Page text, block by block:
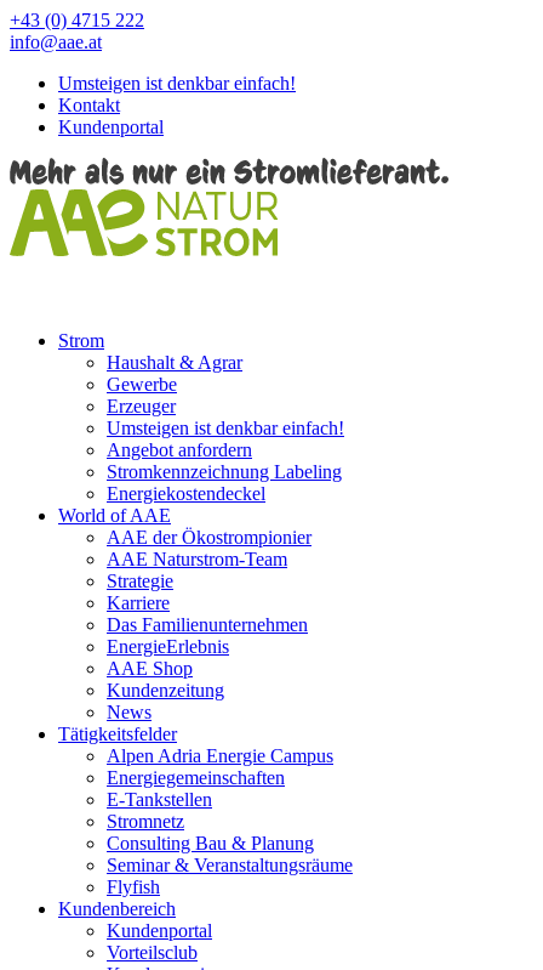
+43 (0) 4715 222
info@aae.at
Umsteigen ist denkbar einfach!
Kontakt
Kundenportal
Strom
Haushalt & Agrar
Gewerbe
Erzeuger
Umsteigen ist denkbar einfach!
Angebot anfordern
Stromkennzeichnung Labeling
Energiekostendeckel
World of AAE
AAE der Ökostrompionier
AAE Naturstrom-Team
Strategie
Karriere
Das Familienunternehmen
EnergieErlebnis
AAE Shop
Kundenzeitung
News
Tätigkeitsfelder
Alpen Adria Energie Campus
Energiegemeinschaften
E-Tankstellen
Stromnetz
Consulting Bau & Planung
Seminar & Veranstaltungsräume
Flyfish
Kundenbereich
Kundenportal
Vorteilsclub